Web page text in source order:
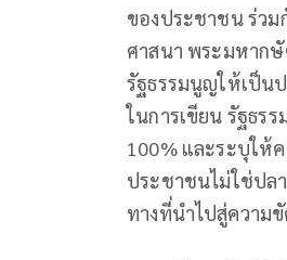
ของประชาชน ร่ว
ศาสนา พระมหากษั
รัฐธรรมนูญให้เป็น
ในการเขียน รัฐธร
100% และระบุให้
ประชาชนไม่ใช่ปล
ทางที่นำไปสู่ความขั